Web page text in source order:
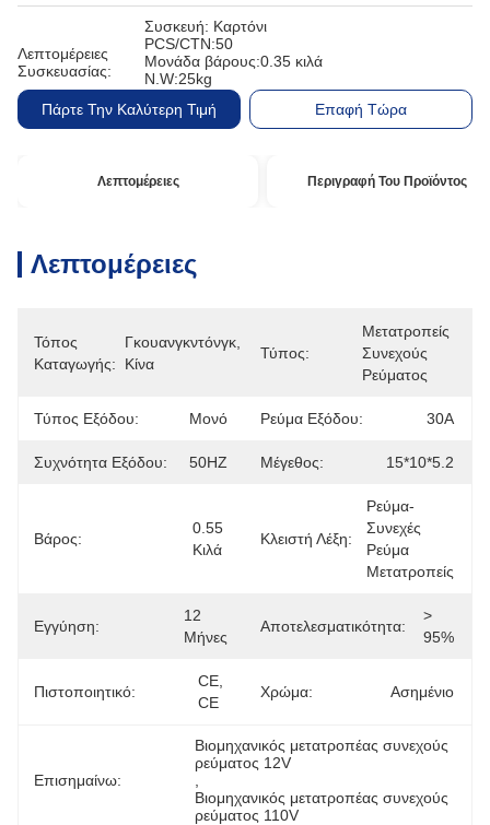
Λεπτομέρειες
Συσκευασίας:
Συσκευή: Καρτόνι
PCS/CTN:50
Μονάδα βάρους:0.35 κιλά
N.W:25kg
Πάρτε Την Καλύτερη Τιμή Επαφή Τώρα
Λεπτομέρειες Περιγραφή Του Προϊόντος
Λεπτομέρειες
Τόπος
Καταγωγής:
Γκουανγκντόνγκ,
Κίνα
Τύπος:
Μετατροπείς
Συνεχούς
Ρεύματος
Τύπος Εξόδου: Μονό Ρεύμα Εξόδου: 30Α
Συχνότητα Εξόδου: 50HZ Μέγεθος: 15*10*5.2
Βάρος:
0.55
Κιλά
Κλειστή Λέξη:
Ρεύμα-
Συνεχές
Ρεύμα
Μετατροπείς
Εγγύηση:
12
Μήνες
Αποτελεσματικότητα:
>
95%
Πιστοποιητικό:
CE,
CE
Χρώμα: Ασημένιο
Επισημαίνω:
Βιομηχανικός μετατροπέας συνεχούς
ρεύματος 12V
Βιομηχανικός μετατροπέας συνεχούς
ρεύματος 110V